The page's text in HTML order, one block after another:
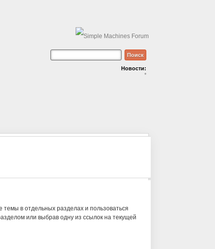
Новости:
*
в отдельных разделах и пользоваться
или выбрав одну из ссылок на текущей